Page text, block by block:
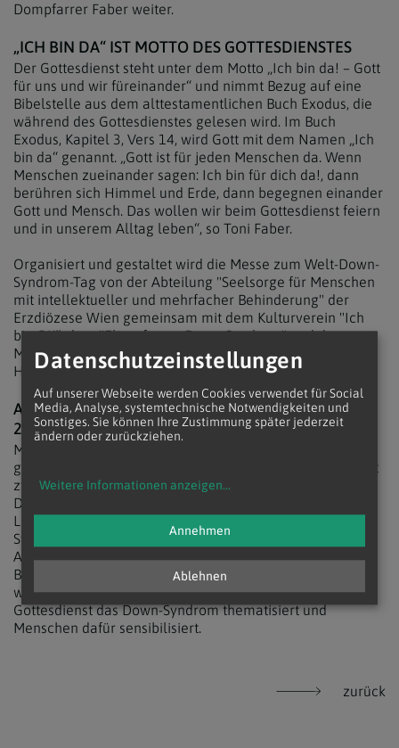
Dompfarrer Faber weiter.
„ICH BIN DA“ IST MOTTO DES GOTTESDIENSTES
Der Gottesdienst steht unter dem Motto „Ich bin da! – Gott
für uns und wir füreinander“ und nimmt Bezug auf eine
Bibelstelle aus dem alttestamentlichen Buch Exodus, die
während des Gottesdienstes gelesen wird. Im Buch
Exodus, Kapitel 3, Vers 14, wird Gott mit dem Namen „Ich
bin da“ genannt. „Gott ist für jeden Menschen da. Wenn
Menschen zueinander sagen: Ich bin für dich da!, dann
berühren sich Himmel und Erde, dann begegnen einander
Gott und Mensch. Das wollen wir beim Gottesdienst feiern
und in unserem Alltag leben“, so Toni Faber.
Organisiert und gestaltet wird die Messe zum Welt-Down-
Syndrom-Tag von der Abteilung "Seelsorge für Menschen
mit intellektueller und mehrfacher Behinderung" der
Erzdiözese Wien gemeinsam mit dem Kulturverein "Ich
bin OK“, dem "Elternforum Down-Syndrom" und der
Musikband "Faith4U&Me&Elisabeth Lee" sowie der Veeh-
Harfen-Gruppe "Saitensalat“.
AM 21. MÄRZ WERDEN MENSCHEN MIT TRISOMIE
21 GEFEIERT
Menschen mit Trisomie 21, wie das Down-Syndrom auch
genannt wird, haben das Chromosom Nr. 21 dreifach statt
zweifach. Passend zur Zahl 21 des Chromosoms nutzt die
Down-Syndrom-Community den 21. März, um auf die
Lebenssituationen und Themen von Menschen mit Down-
Syndrom aufmerksam zu machen und durch
Aufklärungsarbeit Verbesserungen beim Zugang zu
Bildung und Arbeitswelt zu erwirken. Im Stephansdom
wird bereits zum zwölften Mal mit einem eigenen
Gottesdienst das Down-Syndrom thematisiert und
Menschen dafür sensibilisiert.
zurück
Datenschutzeinstellungen
Auf unserer Webseite werden Cookies verwendet für Social
Media, Analyse, systemtechnische Notwendigkeiten und
Sonstiges. Sie können Ihre Zustimmung später jederzeit
ändern oder zurückziehen.
Weitere Informationen anzeigen...
Ablehnen
Annehmen